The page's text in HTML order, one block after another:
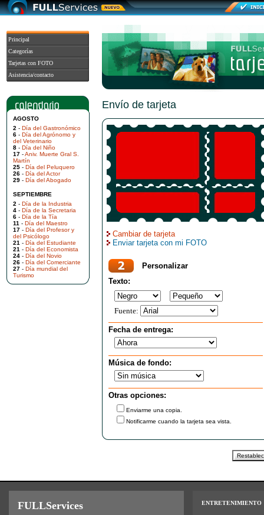
Principal
Categorías
Tarjetas con FOTO
Asistencia/contacto
AGOSTO
2 - Día del Gastronómico
6 - Día del Agrónomo y
del Veterinario
8 - Día del Niño
17 -Aniv. Muerte Gral S.
Martín
25 - Día del Peluquero
26 - Día del Actor
29 - Día del Abogado
SEPTIEMBRE
2 - Día de la Industria
4 - Día de la Secretaria
6 - Día de la Tía
11 - Día del Maestro
17 - Día del Profesor y
del Psicólogo
21 - Día del Estudiante
21 - Día del Economista
24 - Día del Novio
26 - Día del Comerciante
27 - Día mundial del
Turismo
Envío de tarjeta
Cambiar de tarjeta
Enviar tarjeta con mi FOTO
Personalizar
Texto:
Fuente:
Fecha de entrega:
Música de fondo:
Otras opciones:
Enviarme una copia.
Notificarme cuando la tarjeta sea vista.
FULLServices ENTRETENIMIENTO